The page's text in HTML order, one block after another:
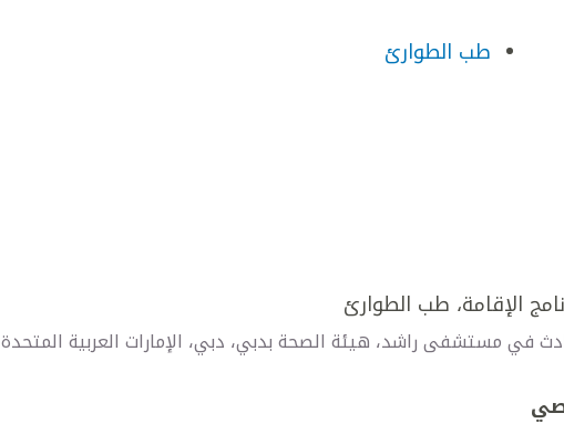
طب الطوارئ
الإقامة، طب الطوارئ
في مستشفى راشد، هيئة الصحة بدبي، دبي، الإمارات العربية المتحدة